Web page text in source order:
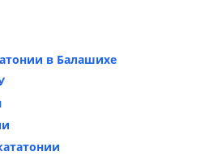
в Балашихе